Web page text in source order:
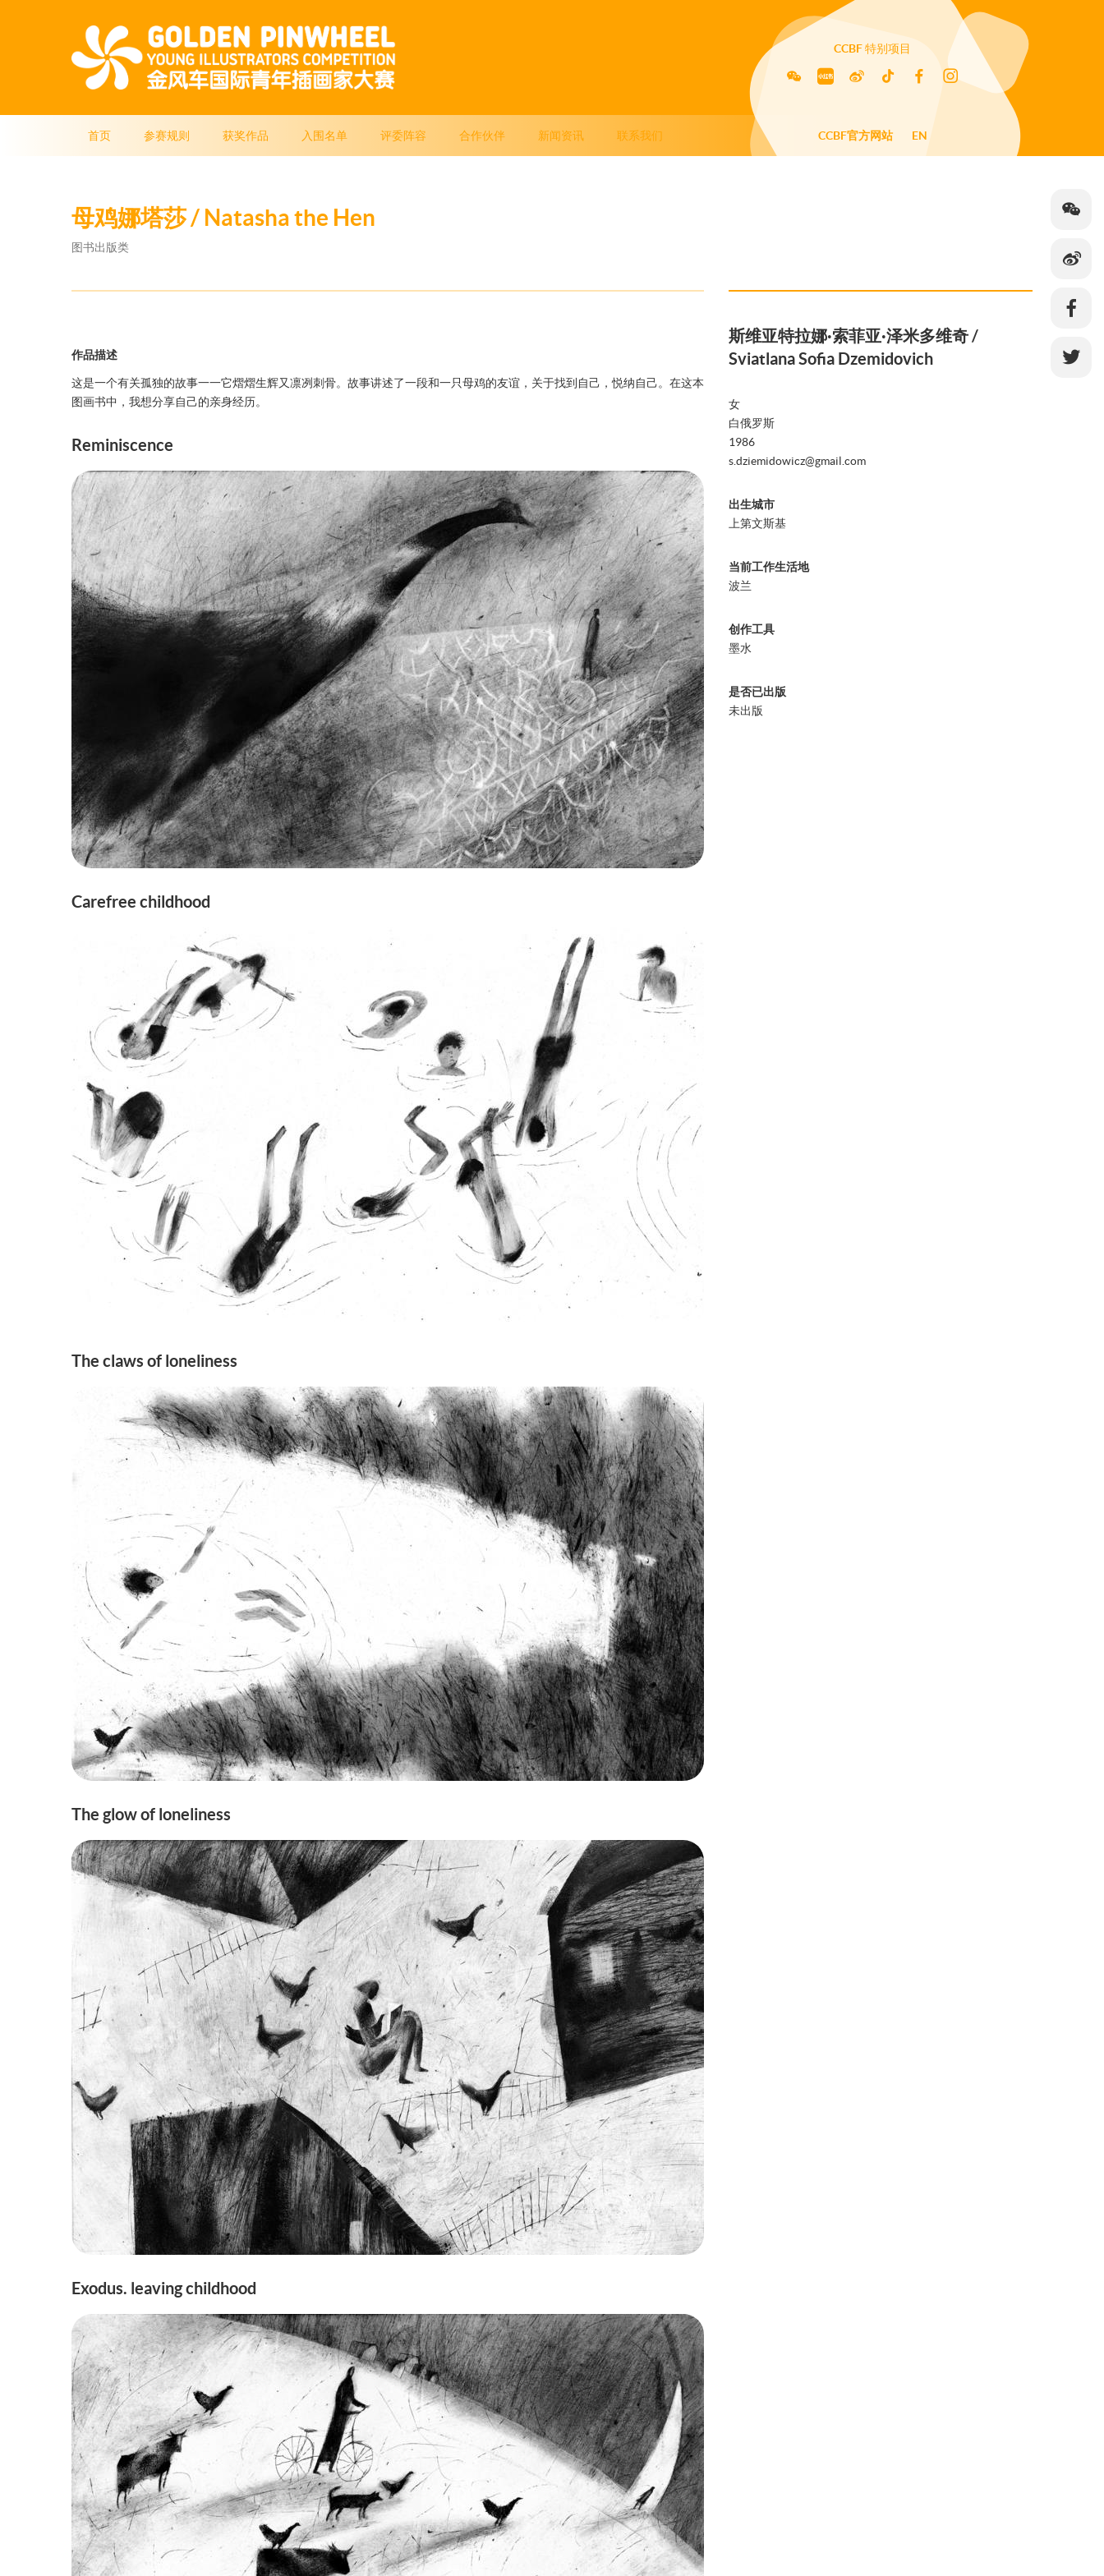
CCBF特别项目
首页 参赛规则 获奖作品 入围名单 评委阵容 合作伙伴 新闻资讯 联系我们 CCBF官方网站 EN
母鸡娜塔莎 / Natasha the Hen
图书出版类
作品描述
这是一个有关孤独的故事一一它熠熠生辉又凛冽刺骨。故事讲述了一段和一只母鸡的友谊，关于找到自己，悦纳自己。在这本
图画书中，我想分享自己的亲身经历。
Reminiscence
Carefree childhood
The claws of loneliness
The glow of loneliness
Exodus. leaving childhood
斯维亚特拉娜·索菲亚·泽米多维奇 /
Sviatlana Sofia Dzemidovich
女
白俄罗斯
1986
s.dziemidowicz@gmail.com
出生城市
上第文斯基
当前工作生活地
波兰
创作工具
墨水
是否已出版
未出版